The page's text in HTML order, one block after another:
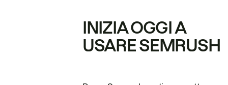
INIZIA OGGI A
USARE SEMRUSH